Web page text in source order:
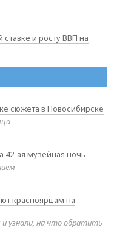
и росту ВВП на
сюжета в Новосибирске
42-ая музейная ночь
красноярцам на
узнали, на что обратить